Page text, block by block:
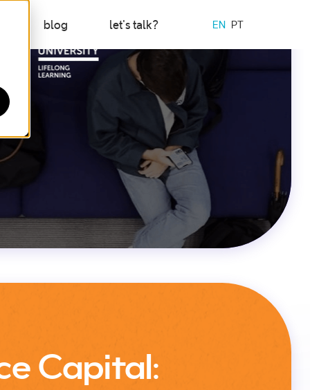
blog let's talk? EN PT
Capital: